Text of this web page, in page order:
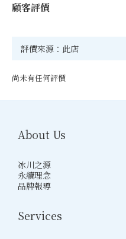
顧客評價
尚未有任何評價
About Us
冰川之源
永續理念
品牌報導
Services